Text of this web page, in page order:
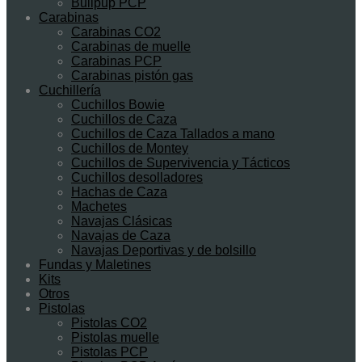
Bullpup PCP
Carabinas
Carabinas CO2
Carabinas de muelle
Carabinas PCP
Carabinas pistón gas
Cuchillería
Cuchillos Bowie
Cuchillos de Caza
Cuchillos de Caza Tallados a mano
Cuchillos de Montey
Cuchillos de Supervivencia y Tácticos
Cuchillos desolladores
Hachas de Caza
Machetes
Navajas Clásicas
Navajas de Caza
Navajas Deportivas y de bolsillo
Fundas y Maletines
Kits
Otros
Pistolas
Pistolas CO2
Pistolas muelle
Pistolas PCP